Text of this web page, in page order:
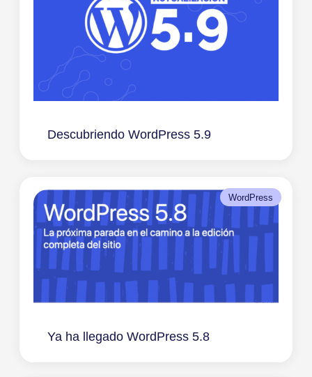
Descubriendo WordPress 5.9
WordPress
Ya ha llegado WordPress 5.8